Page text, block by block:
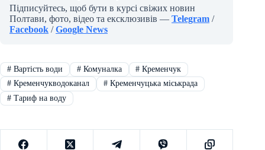
Підписуйтесь, щоб бути в курсі свіжих новин
Полтави, фото, відео та ексклюзивів — Telegram /
Facebook /Google News
#Вартість води #Комуналка # Кременчук
#Кременчукводоканал #Кременчуцька міськрада
#Тариф на воду